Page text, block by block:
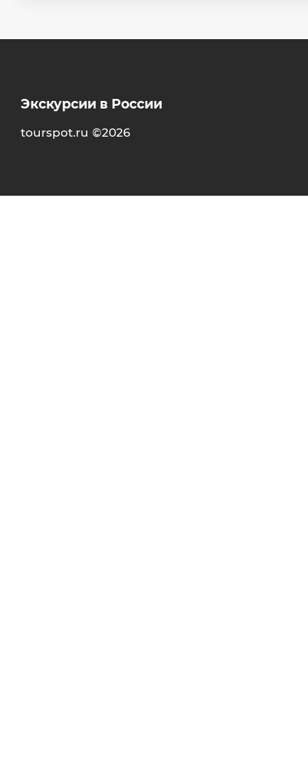
Экскурсии в России
tourspot.ru ©2026